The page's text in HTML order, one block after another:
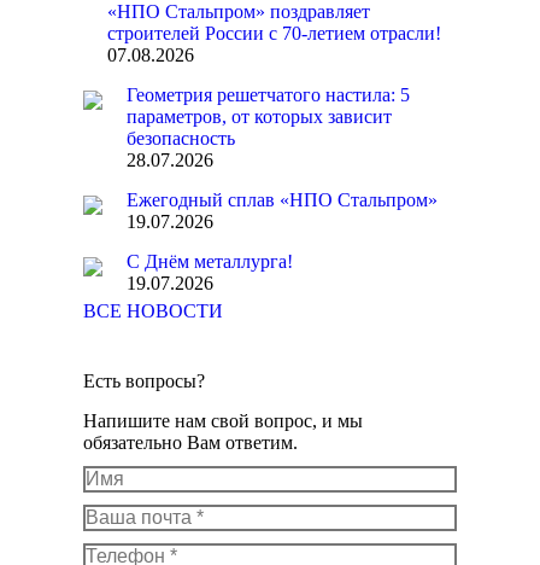
«НПО Стальпром» поздравляет
строителей России с 70-летием отрасли!
07.08.2026
Геометрия решетчатого настила: 5
параметров, от которых зависит
безопасность
28.07.2026
Ежегодный сплав «НПО Стальпром»
19.07.2026
С Днём металлурга!
19.07.2026
ВСЕ НОВОСТИ
Есть вопросы?
Напишите нам свой вопрос, и мы
обязательно Вам ответим.
Имя
Ваша почта *
Телефон *